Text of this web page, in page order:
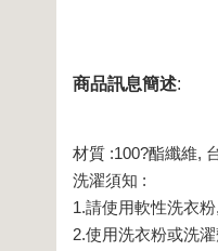
商品訊息簡述:
材質 :100?酯纖維,
洗濯須知 :
1.請使用軟性洗衣
2.使用洗衣粉或洗